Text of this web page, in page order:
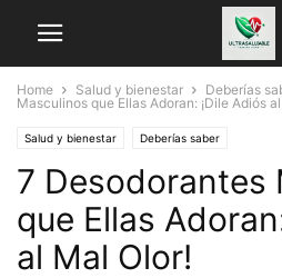
Home Salud y bienestar Deberías
Masculinos que Ellas Adoran: ¡Dile Adiós
Salud y bienestar Deberías saber
7 Desodorantes
que Ellas
al Mal Olor!